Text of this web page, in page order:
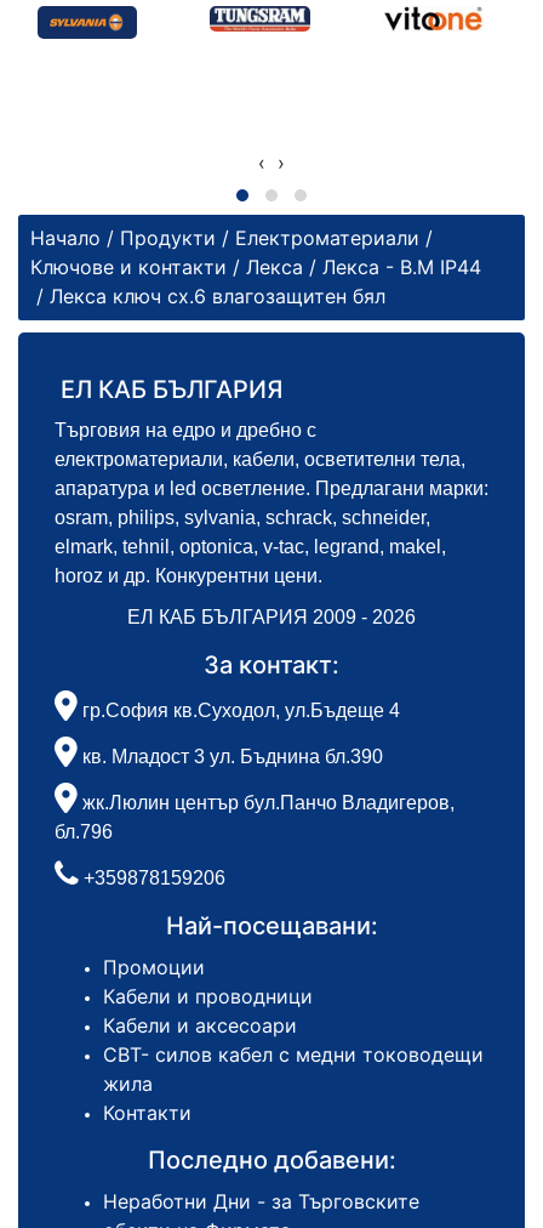
‹ ›
Начало / Продукти / Електроматериали /
Ключове и контакти / Лекса / Лекса - В.М IP44
/ Лекса ключ сх.6 влагозащитен бял
ЕЛ КАБ БЪЛГАРИЯ
Търговия на едро и дребно с
електроматериали, кабели, осветителни тела,
апаратура и led осветление. Предлагани марки:
osram, philips, sylvania, schrack, schneider,
elmark, tehnil, optonica, v-tac, legrand, makel,
horoz и др. Конкурентни цени.
ЕЛ КАБ БЪЛГАРИЯ 2009 - 2026
За контакт:
гр.София кв.Суходол, ул.Бъдеще 4
кв. Младост 3 ул. Бъднина бл.390
жк.Люлин център бул.Панчо Владигеров,
бл.796
+359878159206
Най-посещавани:
Промоции
Кабели и проводници
Кабели и аксесоари
СВТ- силов кабел с медни тоководещи
жила
Контакти
Последно добавени:
Неработни Дни - за Търговските